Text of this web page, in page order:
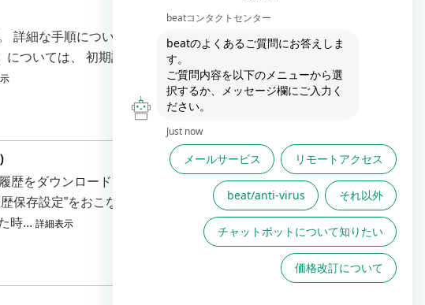
詳細な手順については、下記を参照してください。 注意事
ついては、 初期設定で全てのアクセス履歴を取得する設定
歴をダウンロードできます。 CSV形式のファイルです 注意
保存設定”をおこなっておく必要があります。 ■beat-boxに対
時... 詳細表示